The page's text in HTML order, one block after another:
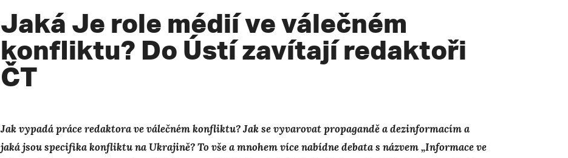
Jaká Je role médií ve válečném
konfliktu? Do Ústí zavítají redaktoři
ČT
Jak vypadá práce redaktora ve válečném konfliktu? Jak se vyvarovat propagandě a dezinformacím a
jaká jsou specifika konfliktu na Ukrajině? To vše a mnohem více nabídne debata s názvem „Informace ve